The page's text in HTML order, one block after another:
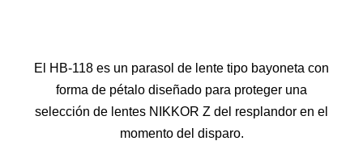
El HB-118 es un parasol de lente tipo bayoneta con
forma de pétalo diseñado para proteger una
selección de lentes NIKKOR Z del resplandor en el
momento del disparo.